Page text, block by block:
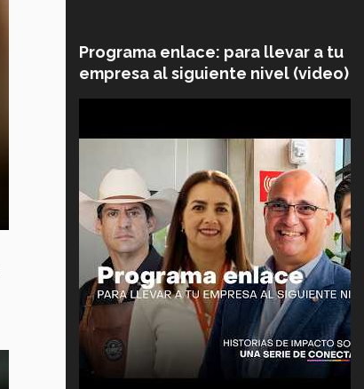
Programa enlace: para llevar a tu
empresa al siguiente nivel (video)